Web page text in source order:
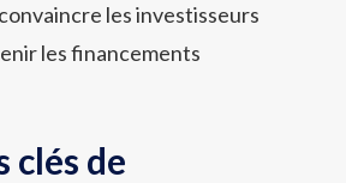
les investisseurs
les financements
clés de